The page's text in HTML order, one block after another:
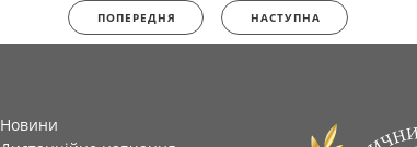
ПОПЕРЕДНЯ НАСТУПНА
Новини